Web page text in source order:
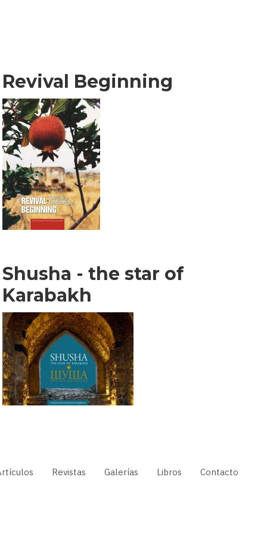
Revival Beginning
Shusha - the star of
Karabakh
Revistas Galerías Libros Contacto